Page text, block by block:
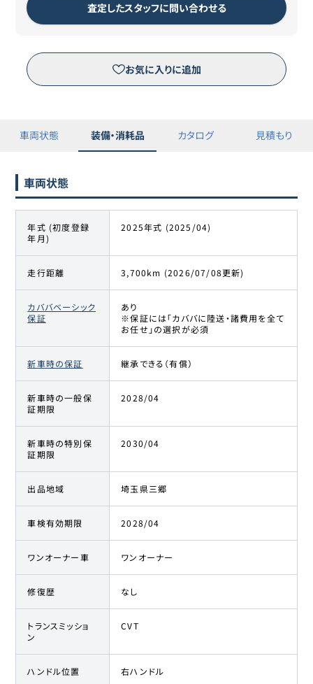
査定したスタッフに問い合わせる
お気に入りに追加
車両状態 装備・消耗品 カタログ 見積もり
車両状態
年式 (初度登録
年月)
2025年式 (2025/04)
走行距離 3,700km (2026/07/08更新)
カババベーシック
保証
あり
※保証には「カババに陸送・諸費用を全て
お任せ」の選択が必須
新車時の保証 継承できる（有償）
新車時の一般保
証期限
2028/04
新車時の特別保
証期限
2030/04
出品地域 埼玉県三郷
車検有効期限 2028/04
ワンオーナー車 ワンオーナー
修復歴 なし
トランスミッショ
ン
CVT
ハンドル位置 右ハンドル